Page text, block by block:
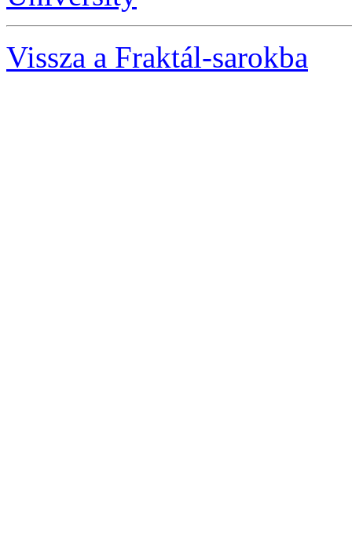
Vissza a Fraktál-sarokba